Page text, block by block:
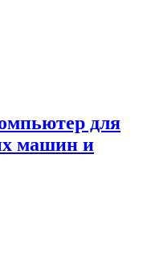
для
машин и